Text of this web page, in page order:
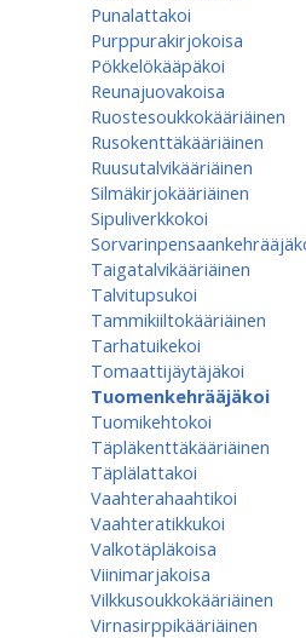
Punalattakoi
Purppurakirjokoisa
Pökkelökääpäkoi
Reunajuovakoisa
Ruostesoukkokääriäinen
Rusokenttäkääriäinen
Ruusutalvikääriäinen
Silmäkirjokääriäinen
Sipuliverkkokoi
Taigatalvikääriäinen
Talvitupsukoi
Tammikiiltokääriäinen
Tarhatuikekoi
Tomaattijäytäjäkoi
Tuomenkehrääjäkoi
Tuomikehtokoi
Täpläkenttäkääriäinen
Täplälattakoi
Vaahterahaahtikoi
Vaahteratikkukoi
Valkotäpläkoisa
Viinimarjakoisa
Vilkkusoukkokääriäinen
Virnasirppikääriäinen